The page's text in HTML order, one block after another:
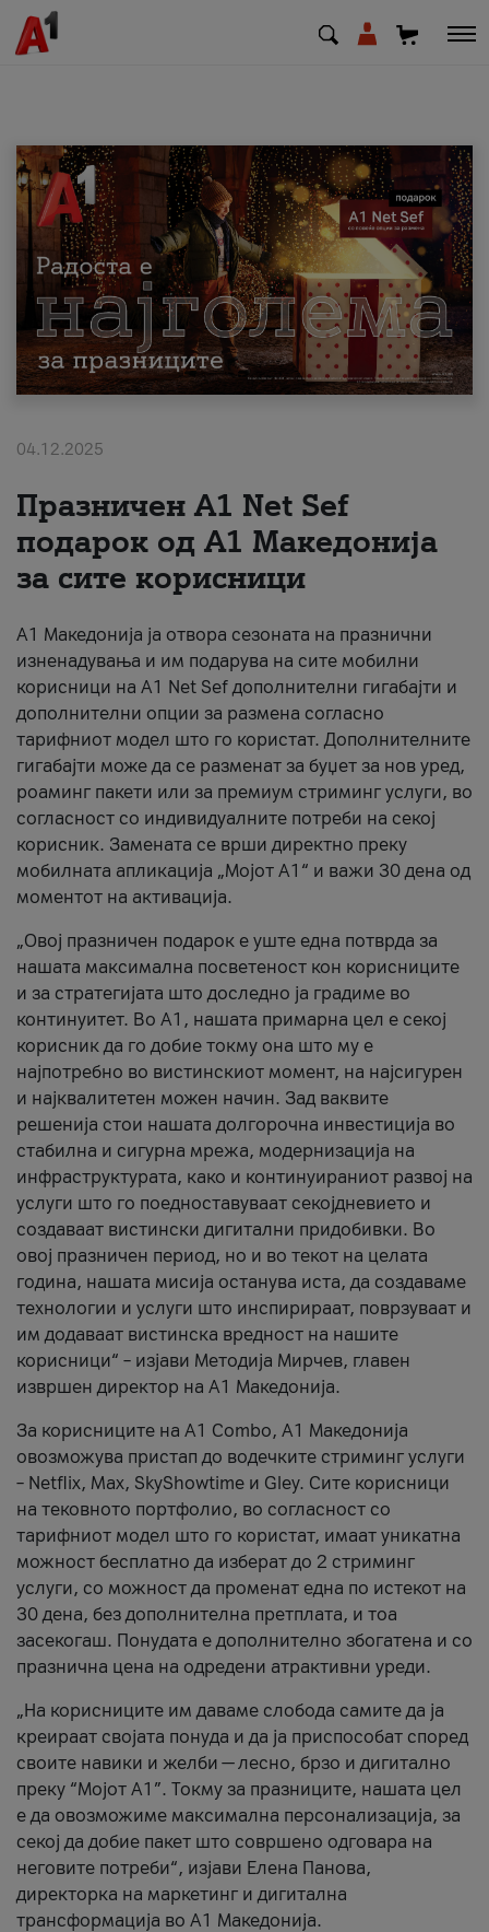
МК EN SQ
Приватни Деловни
Поддршка
Надополни кредит
За нас
#ПодобарОнлајн
04.12.2025
Празничен A1 Net Sеf
подарок од А1 Македонија
за сите корисници
А1 Македонија ја отвора сезоната на празнични
изненадувања и им подарува на сите мобилни
корисници на A1 Net Sef дополнителни гигабајти и
дополнителни опции за размена согласно
тарифниот модел што го користат. Дополнителните
гигабајти може да се разменат за буџет за нов уред,
роаминг пакети или за премиум стриминг услуги, во
согласност со индивидуалните потреби на секој
корисник. Замената се врши директно преку
мобилната апликација „Мојот А1“ и важи 30 дена од
моментот на активација.
„Овој празничен подарок е уште една потврда за
нашата максимална посветеност кон корисниците
и за стратегијата што доследно ја градиме во
континуитет. Во А1, нашата примарна цел е секој
корисник да го добие токму она што му е
најпотребно во вистинскиот момент, на најсигурен
и најквалитетен можен начин. Зад ваквите
решенија стои нашата долгорочна инвестиција во
стабилна и сигурна мрежа, модернизација на
инфраструктурата, како и континуираниот развој на
услуги што го поедноставуваат секојдневието и
создаваат вистински дигитални придобивки. Во
овој празничен период, но и во текот на целата
година, нашата мисија останува иста, да создаваме
технологии и услуги што инспирираат, поврзуваат и
им додаваат вистинска вредност на нашите
корисници“ – изјави Методија Мирчев, главен
извршен директор на А1 Македонија.
За корисниците на A1 Combo, А1 Македонија
овозможува пристап до водечките стриминг услуги
– Netflix, Max, SkyShowtime и Gley. Сите корисници
на тековното портфолио, во согласност со
тарифниот модел што го користат, имаат уникатна
можност бесплатно да изберат до 2 стриминг
услуги, со можност да променат една по истекот на
30 дена, без дополнителна претплата, и тоа
засекогаш. Понудата е дополнително збогатена и со
празнична цена на одредени атрактивни уреди.
„На корисниците им даваме слобода самите да ја
креираат својата понуда и да ја приспособат според
своите навики и желби — лесно, брзо и дигитално
преку “Мојот А1”. Токму за празниците, нашата цел
е да овозможиме максимална персонализација, за
секој да добие пакет што совршено одговара на
неговите потреби“, изјави Елена Панова,
директорка на маркетинг и дигитална
трансформација во А1 Македонија.